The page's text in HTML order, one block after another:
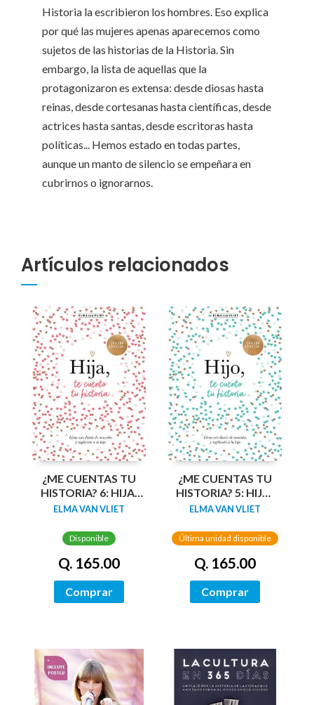
Historia la escribieron los hombres. Eso explica
por qué las mujeres apenas aparecemos como
sujetos de las historias de la Historia. Sin
embargo, la lista de aquellas que la
protagonizaron es extensa: desde diosas hasta
reinas, desde cortesanas hasta científicas, desde
actrices hasta santas, desde escritoras hasta
políticas... Hemos estado en todas partes,
aunque un manto de silencio se empeñara en
cubrirnos o ignorarnos.
Artículos relacionados
¿ME CUENTAS TU
HISTORIA? 6: HIJA,
TE CUENTO TU
ELMA VAN VLIET
Disponible
Q. 165.00
Comprar
¿ME CUENTAS TU
HISTORIA? 5: HIJO,
TE CUENTO TU
ELMA VAN VLIET
Última unidad disponible
Q. 165.00
Comprar